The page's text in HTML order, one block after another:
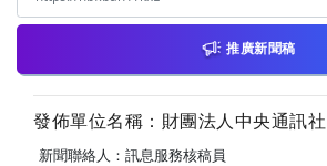
推廣新聞稿
發佈單位名稱：財團法人中央通訊社
新聞聯絡人：訊息服務核稿員